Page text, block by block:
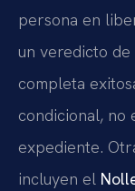
persona en
un veredicto
completa
condicional, no
expediente.
incluyen el